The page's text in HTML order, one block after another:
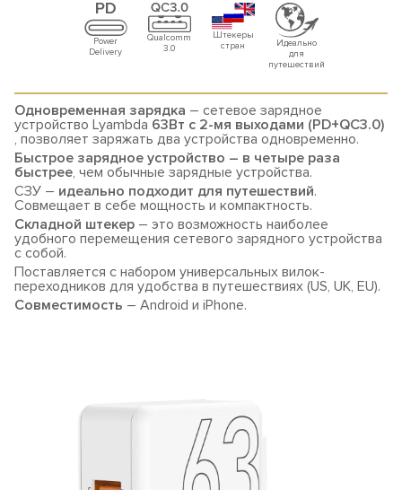
Power
Delivery
Qualcomm
3.0
Штекеры
стран
Идеально
для
путешествий
Одновременная зарядка – сетевое зарядное
устройство Lyambda 63Вт c 2-мя выходами (PD+QC3.0)
, позволяет заряжать два устройства одновременно.
Быстрое зарядное устройство – в четыре раза
быстрее, чем обычные зарядные устройства.
СЗУ – идеально подходит для путешествий.
Совмещает в себе мощность и компактность.
Складной штекер – это возможность наиболее
удобного перемещения сетевого зарядного устройства
с собой.
Поставляется с набором универсальных вилок-
переходников для удобства в путешествиях (US, UK, EU).
Совместимость – Android и iPhone.